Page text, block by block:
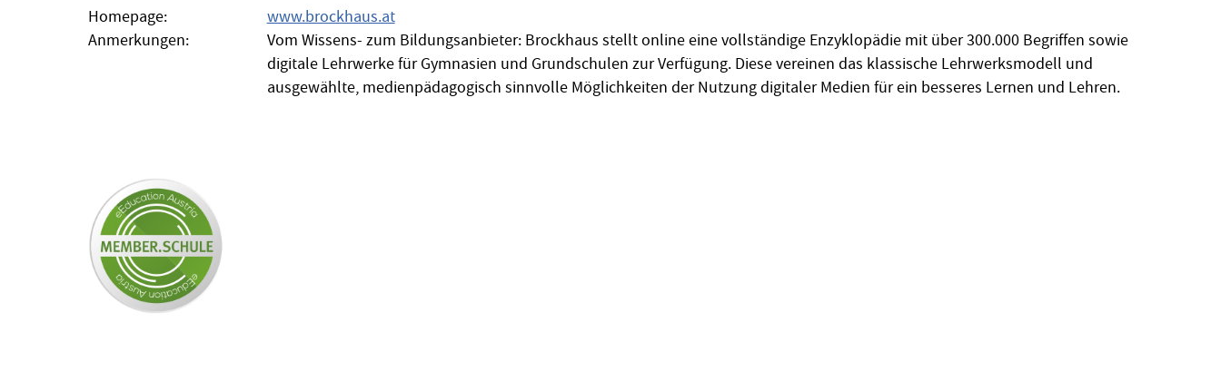
Homepage:
www.brockhaus.at
Anmerkungen:
Vom Wissens- zum Bildungsanbieter: Brockhaus stellt online eine vollständige Enzyklopädie mit über 300.000 Begriffen sowie
digitale Lehrwerke für Gymnasien und Grundschulen zur Verfügung. Diese vereinen das klassische Lehrwerksmodell und
ausgewählte, medienpädagogisch sinnvolle Möglichkeiten der Nutzung digitaler Medien für ein besseres Lernen und Lehren.